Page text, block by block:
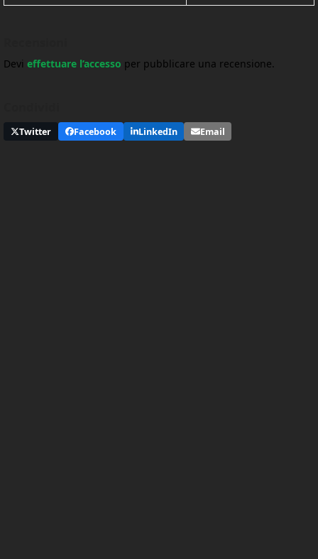
Devi effettuare l’accesso per pubblicare una recensione.
Twitter Facebook LinkedIn Email